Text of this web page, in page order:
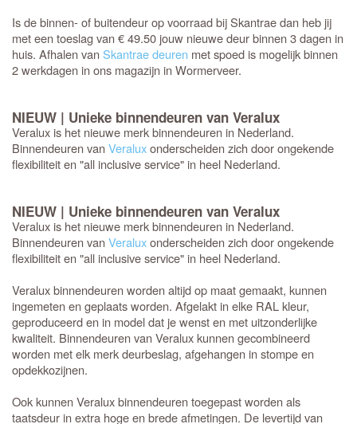
Is de binnen- of buitendeur op voorraad bij Skantrae dan heb jij
met een toeslag van € 49.50 jouw nieuwe deur binnen 3 dagen in
huis. Afhalen vanSkantrae deuren met spoed is mogelijk binnen
2 werkdagen in ons magazijn in Wormerveer.
NIEUW | Unieke binnendeuren van Veralux
Veralux is het nieuwe merk binnendeuren in Nederland.
Binnendeuren vanVeraluxonderscheiden zich door ongekende
flexibiliteit en "all inclusive service" in heel Nederland.
NIEUW | Unieke binnendeuren van Veralux
Veralux is het nieuwe merk binnendeuren in Nederland.
Binnendeuren vanVeraluxonderscheiden zich door ongekende
flexibiliteit en "all inclusive service" in heel Nederland.
Veralux binnendeuren worden altijd op maat gemaakt, kunnen
ingemeten en geplaats worden. Afgelakt in elke RAL kleur,
geproduceerd en in model dat je wenst en met uitzonderlijke
kwaliteit. Binnendeuren van Veralux kunnen gecombineerd
worden met elk merk deurbeslag, afgehangen in stompe en
opdekkozijnen.
Ook kunnen Veralux binnendeuren toegepast worden als
taatsdeur in extra hoge en brede afmetingen. De levertijd van